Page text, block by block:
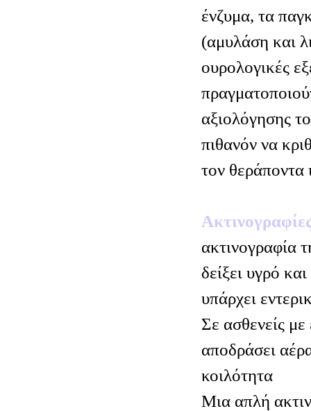
ένζυμα, τα
(αμυλάση και
ουρολογικές
αξιολόγησης
πιθανόν να
τον θεράποντα
ακτινογραφία
δείξει υγρό
υπάρχει
Σε ασθενείς με
αποδράσει
κοιλότητα
Μια απλή